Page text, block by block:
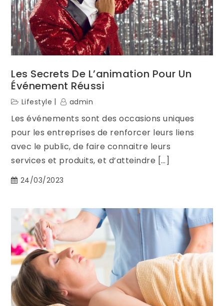
Les Secrets De L’animation Pour Un
Événement Réussi
Lifestyle admin
Les événements sont des occasions uniques
pour les entreprises de renforcer leurs liens
avec le public, de faire connaitre leurs
services et produits, et d’atteindre […]
24/03/2023